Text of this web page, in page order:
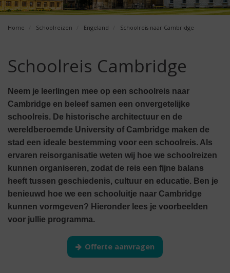
Home Schoolreizen Engeland Schoolreis naar Cambridge
Schoolreis Cambridge
Neem je leerlingen mee op een schoolreis naar
Cambridge en beleef samen een onvergetelijke
schoolreis. De historische architectuur en de
wereldberoemde University of Cambridge maken de
stad een ideale bestemming voor een schoolreis. Als
ervaren reisorganisatie weten wij hoe we schoolreizen
kunnen organiseren, zodat de reis een fijne balans
heeft tussen geschiedenis, cultuur en educatie. Ben je
benieuwd hoe we een schooluitje naar Cambridge
kunnen vormgeven? Hieronder lees je voorbeelden
voor jullie programma.
Offerte aanvragen